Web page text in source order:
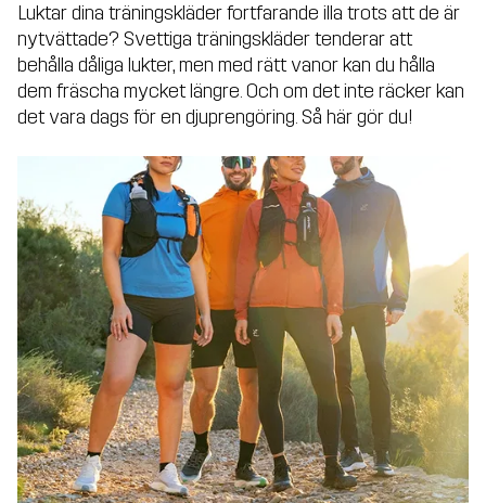
Luktar dina träningskläder fortfarande illa trots att de är
nytvättade? Svettiga träningskläder tenderar att
behålla dåliga lukter, men med rätt vanor kan du hålla
dem fräscha mycket längre. Och om det inte räcker kan
det vara dags för en djuprengöring. Så här gör du!